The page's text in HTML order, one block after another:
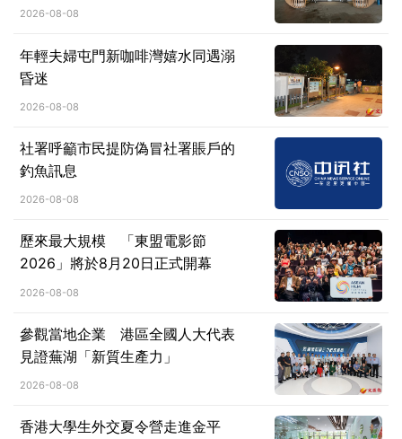
2026-08-08
年輕夫婦屯門新咖啡灣嬉水同遇溺
昏迷
2026-08-08
社署呼籲市民提防偽冒社署賬戶的
釣魚訊息
2026-08-08
歷來最大規模 「東盟電影節
2026」將於8月20日正式開幕
2026-08-08
參觀當地企業 港區全國人大代表
見證蕪湖「新質生產力」
2026-08-08
香港大學生外交夏令營走進金平